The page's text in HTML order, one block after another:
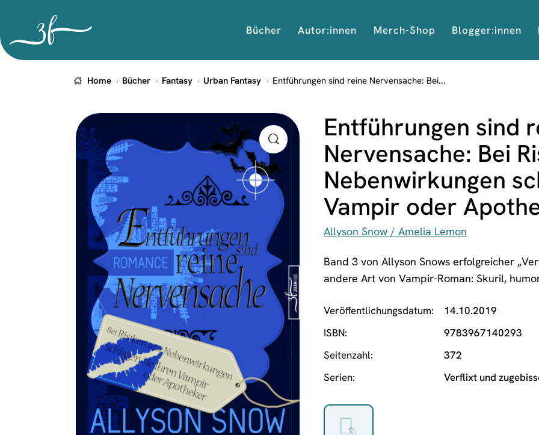
Bücher Autor:innen Merch-Shop Blogger:innen
Home Bücher Fantasy Urban Fantasy Entführungen sind reine Nervensache: Bei...
Entführungen sind
Nervensache: Bei
Nebenwirkungen
Vampir oder
Allyson Snow / Amelia Lemon
Band 3 von Allyson Snows erfolgreicher
andere Art von Vampir-Roman: Skuril,
Veröffentlichungsdatum
14.10.2019
ISBN
9783967140293
Seitenzahl
372
Serien
Verflixt und